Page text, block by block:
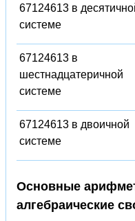
67124613 в
системе
67124613 в
шестнадцатеричной
системе
67124613 в двоичной
системе
Основные
алгебраические